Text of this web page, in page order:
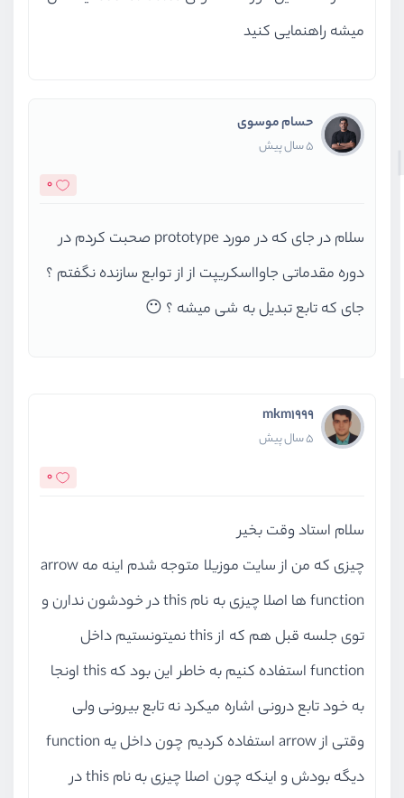
میشه راهنمایی کنید
حسام موسوی
5 سال پیش
0
سلام در جای که در مورد prototype صحبت کردم در
دوره مقدماتی جاوااسکریپت از از توابع سازنده نگفتم ؟
جای که تابع تبدیل به شی میشه ؟ 😶
mkm1999
5 سال پیش
0
سلام استاد وقت بخیر
چیزی که من از سایت موزیلا متوجه شدم اینه مه arrow
function ها اصلا چیزی به نام this در خودشون ندارن و
توی جلسه قبل هم که از this نمیتونستیم داخل
function استفاده کنیم به خاطر این بود که this اونجا
به خود تابع درونی اشاره میکرد نه تابع بیرونی ولی
وقتی از arrow استفاده کردیم چون داخل یه function
دیگه بودش و اینکه چون اصلا چیزی به نام this در